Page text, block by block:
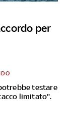
per
testare
limitato".